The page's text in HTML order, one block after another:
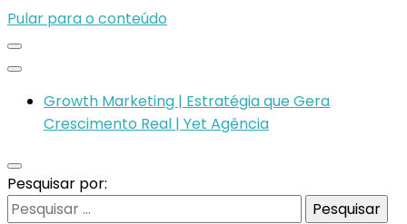
Pular para o conteúdo
Growth Marketing | Estratégia que Gera
Crescimento Real | Yet Agência
Pesquisar por: